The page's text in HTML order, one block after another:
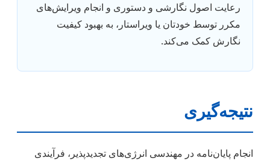
رعایت اصول نگارشی و دستوری و انجام ویرایش‌های
مکرر توسط خودتان یا ویراستار، به بهبود کیفیت
نگارش کمک می‌کند.
نتیجه‌گیری
انجام پایان‌نامه در مهندسی انرژی‌های تجدیدپذیر، فرآیندی